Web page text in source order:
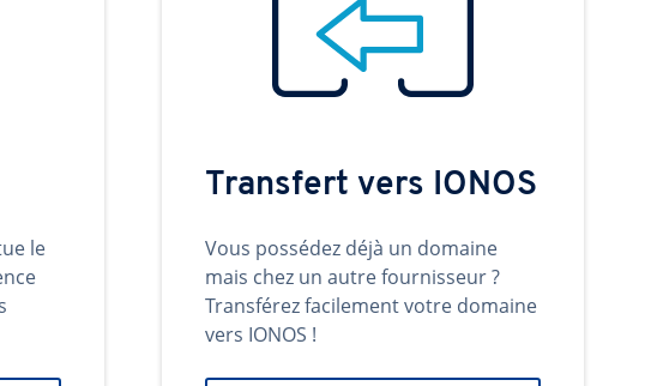
le
Transfert vers IONOS
Vous possédez déjà un domaine
mais chez un autre fournisseur ?
Transférez facilement votre domaine
vers IONOS !